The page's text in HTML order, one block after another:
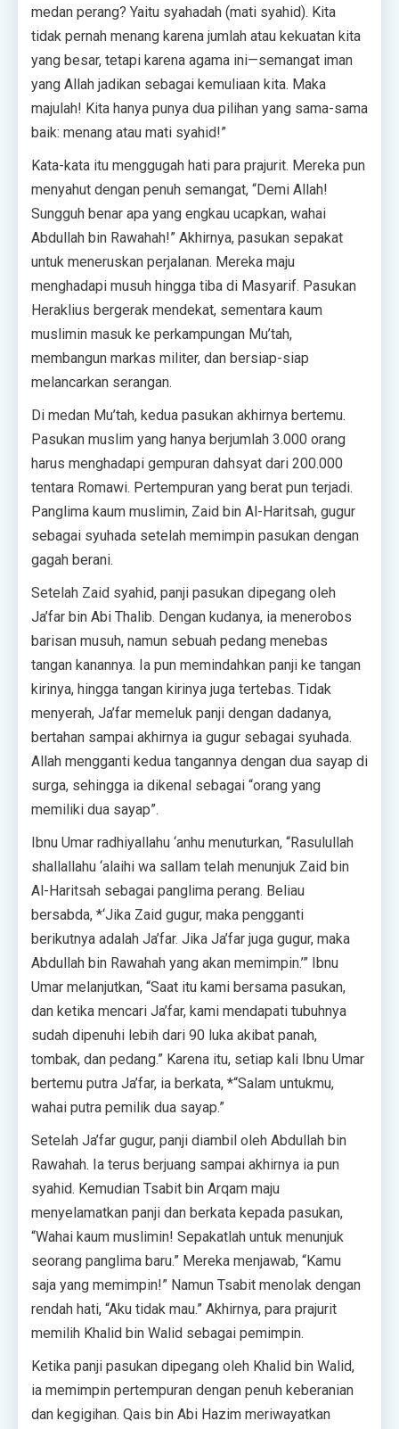
medan perang? Yaitu syahadah (mati syahid). Kita
tidak pernah menang karena jumlah atau kekuatan kita
yang besar, tetapi karena agama ini—semangat iman
yang Allah jadikan sebagai kemuliaan kita. Maka
majulah! Kita hanya punya dua pilihan yang sama-sama
baik: menang atau mati syahid!”
Kata-kata itu menggugah hati para prajurit. Mereka pun
menyahut dengan penuh semangat, “Demi Allah!
Sungguh benar apa yang engkau ucapkan, wahai
Abdullah bin Rawahah!” Akhirnya, pasukan sepakat
untuk meneruskan perjalanan. Mereka maju
menghadapi musuh hingga tiba di Masyarif. Pasukan
Heraklius bergerak mendekat, sementara kaum
muslimin masuk ke perkampungan Mu’tah,
membangun markas militer, dan bersiap-siap
melancarkan serangan.
Di medan Mu’tah, kedua pasukan akhirnya bertemu.
Pasukan muslim yang hanya berjumlah 3.000 orang
harus menghadapi gempuran dahsyat dari 200.000
tentara Romawi. Pertempuran yang berat pun terjadi.
Panglima kaum muslimin, Zaid bin Al-Haritsah, gugur
sebagai syuhada setelah memimpin pasukan dengan
gagah berani.
Setelah Zaid syahid, panji pasukan dipegang oleh
Ja’far bin Abi Thalib. Dengan kudanya, ia menerobos
barisan musuh, namun sebuah pedang menebas
tangan kanannya. Ia pun memindahkan panji ke tangan
kirinya, hingga tangan kirinya juga tertebas. Tidak
menyerah, Ja’far memeluk panji dengan dadanya,
bertahan sampai akhirnya ia gugur sebagai syuhada.
Allah mengganti kedua tangannya dengan dua sayap di
surga, sehingga ia dikenal sebagai “orang yang
memiliki dua sayap”.
Ibnu Umar radhiyallahu ‘anhu menuturkan, “Rasulullah
shallallahu ‘alaihi wa sallam telah menunjuk Zaid bin
Al-Haritsah sebagai panglima perang. Beliau
bersabda, *‘Jika Zaid gugur, maka pengganti
berikutnya adalah Ja’far. Jika Ja’far juga gugur, maka
Abdullah bin Rawahah yang akan memimpin.’” Ibnu
Umar melanjutkan, “Saat itu kami bersama pasukan,
dan ketika mencari Ja’far, kami mendapati tubuhnya
sudah dipenuhi lebih dari 90 luka akibat panah,
tombak, dan pedang.” Karena itu, setiap kali Ibnu Umar
bertemu putra Ja’far, ia berkata, *“Salam untukmu,
wahai putra pemilik dua sayap.”
Setelah Ja’far gugur, panji diambil oleh Abdullah bin
Rawahah. Ia terus berjuang sampai akhirnya ia pun
syahid. Kemudian Tsabit bin Arqam maju
menyelamatkan panji dan berkata kepada pasukan,
“Wahai kaum muslimin! Sepakatlah untuk menunjuk
seorang panglima baru.” Mereka menjawab, “Kamu
saja yang memimpin!” Namun Tsabit menolak dengan
rendah hati, “Aku tidak mau.” Akhirnya, para prajurit
memilih Khalid bin Walid sebagai pemimpin.
Ketika panji pasukan dipegang oleh Khalid bin Walid,
ia memimpin pertempuran dengan penuh keberanian
dan kegigihan. Qais bin Abi Hazim meriwayatkan